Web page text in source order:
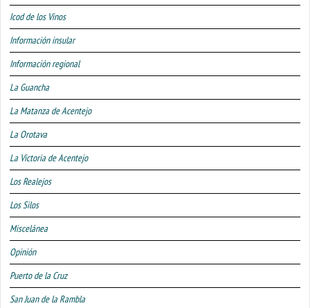
Icod de los Vinos
Información insular
Información regional
La Guancha
La Matanza de Acentejo
La Orotava
La Victoria de Acentejo
Los Realejos
Los Silos
Miscelánea
Opinión
Puerto de la Cruz
San Juan de la Rambla